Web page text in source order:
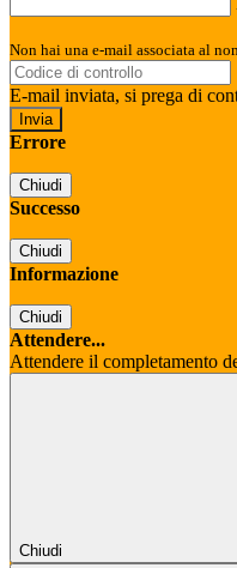
Non hai una e-mail associata al
E-mail inviata, si prega di
Errore
Chiudi
Successo
Chiudi
Informazione
Chiudi
Attendere...
Attendere il completamento
Chiudi